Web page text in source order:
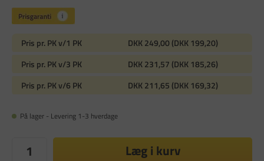
Pris pr. PK v/1 PK
DKK 249,00 (DKK 199,20)
Pris pr. PK v/3 PK
DKK 231,57 (DKK 185,26)
Pris pr. PK v/6 PK
DKK 211,65 (DKK 169,32)
På lager - Levering 1-3 hverdage
Læg i kurv